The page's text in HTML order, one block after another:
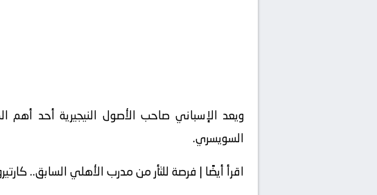
ويعد الإسباني صاحب الأصول النيجيرية أحد
السويسري.
اقرأ أيضًا | فرصة للثأر من مدرب الأهلي السابق..